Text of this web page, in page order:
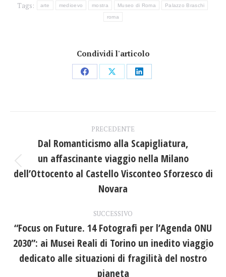
Tags:
arte medioevo mostra Museo di Roma Palazzo Braschi
roma
Condividi l'articolo
CondividiCondividiCondividi
PRECEDENTE
Post
precedente:
Dal Romanticismo alla Scapigliatura,
un affascinante viaggio nella Milano
dell’Ottocento al Castello Visconteo Sforzesco di
Novara
SUCCESSIVO
Prossimo
post:
“Focus on Future. 14 Fotografi per l’Agenda ONU
2030”: ai Musei Reali di Torino un inedito viaggio
dedicato alle situazioni di fragilità del nostro
pianeta